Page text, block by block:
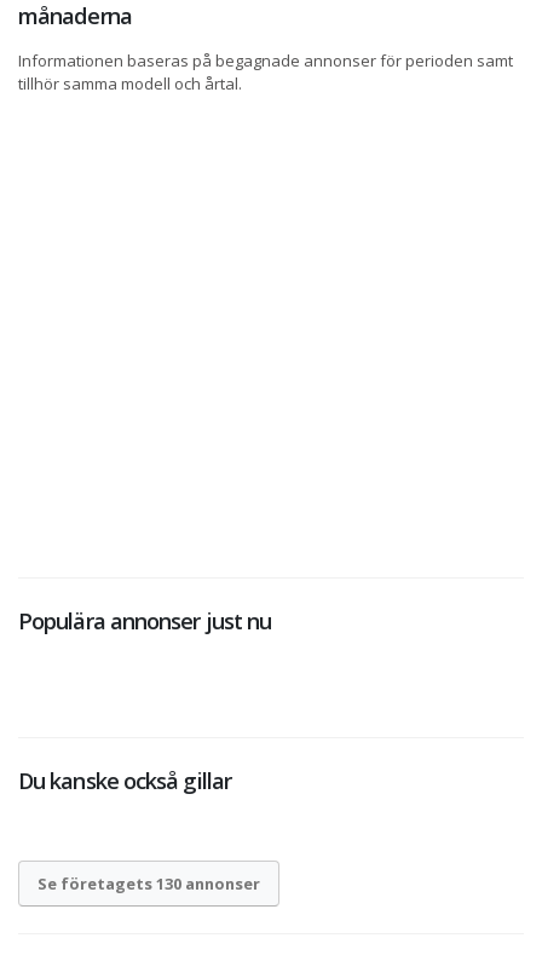
månaderna
Informationen baseras på begagnade annonser för perioden samt
tillhör samma modell och årtal.
Populära annonser just nu
Du kanske också gillar
Se företagets 130 annonser